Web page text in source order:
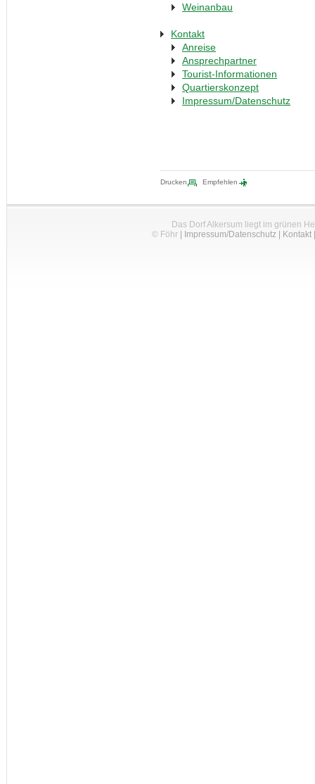
Weinanbau
Kontakt
Anreise
Ansprechpartner
Tourist-Informationen
Quartierskonzept
Impressum/Datenschutz
Drucken Empfehlen
Das Dorf Alkersum liegt im grünen
© Föhr| Impressum/Datenschutz| Kontakt